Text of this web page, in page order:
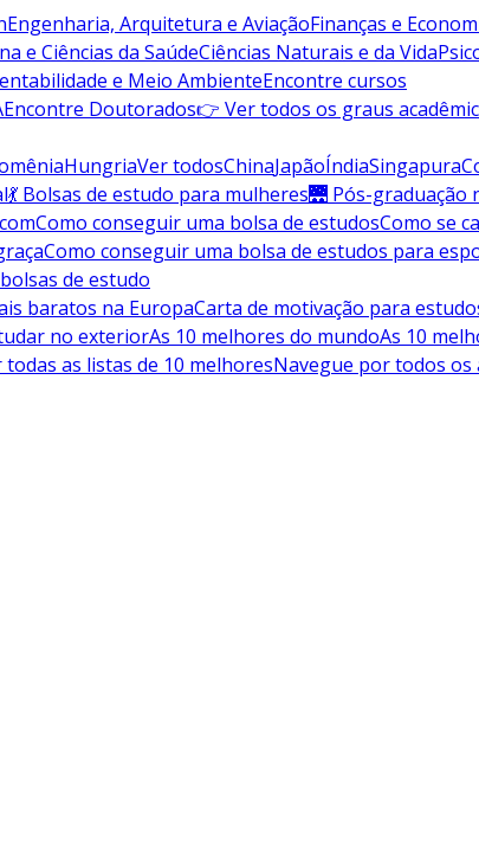
Engenharia, Arquitetura e AviaçãoFinanças e
e Ciências da SaúdeCiências Naturais e da Vida
e Meio AmbienteEncontre cursos
Encontre Doutorados👉 Ver todos os graus
HungriaVer todosChinaJapãoÍndiaSingapura
💃 Bolsas de estudo para mulheres🌉 Pós-graduação
Como conseguir uma bolsa de estudosComo se
Como conseguir uma bolsa de estudos para
de estudo
baratos na EuropaCarta de motivação para
no exteriorAs 10 melhores do mundoAs 10
as listas de 10 melhoresNavegue por todos os